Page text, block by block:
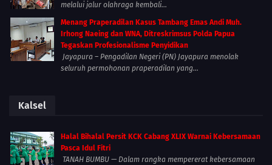
melalui jalur olahraga kembali...
Menang Praperadilan Kasus Tambang Emas Andi Muh.
Irhong Naeing dan WNA, Ditreskrimsus Polda Papua
Tegaskan Profesionalisme Penyidikan
Jayapura – Pengadilan Negeri (PN) Jayapura menolak
seluruh permohonan praperadilan yang...
Kalsel
Halal Bihalal Persit KCK Cabang XLIX Warnai Kebersamaan
Pasca Idul Fitri
TANAH BUMBU — Dalam rangka mempererat kebersamaan